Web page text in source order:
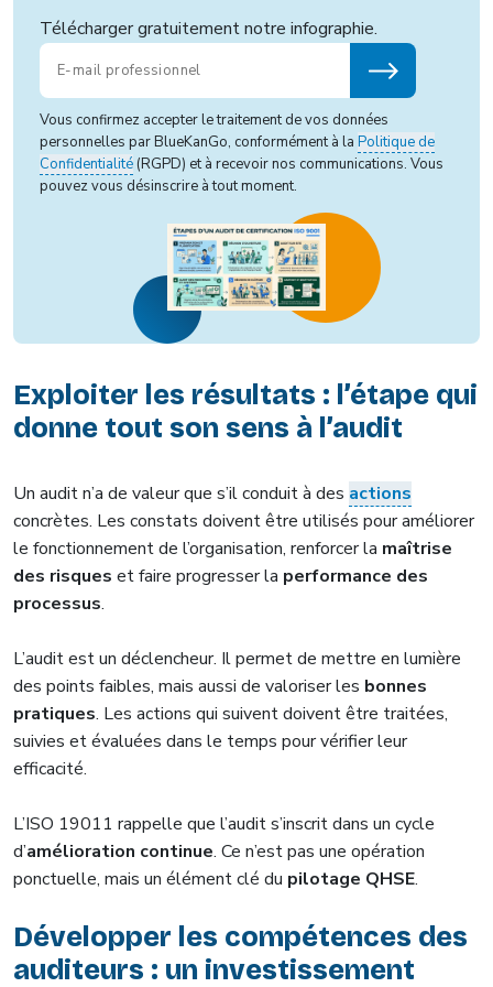
Télécharger gratuitement notre infographie.
Vous confirmez accepter le traitement de vos données
personnelles par BlueKanGo, conformément à la Politique de
Confidentialité (RGPD) et à recevoir nos communications. Vous
pouvez vous désinscrire à tout moment.
Exploiter les résultats : l’étape qui
donne tout son sens à l’audit
Un audit n’a de valeur que s’il conduit à des actions
concrètes. Les constats doivent être utilisés pour améliorer
le fonctionnement de l’organisation, renforcer la maîtrise
des risques et faire progresser la performance des
processus.
L’audit est un déclencheur. Il permet de mettre en lumière
des points faibles, mais aussi de valoriser les bonnes
pratiques. Les actions qui suivent doivent être traitées,
suivies et évaluées dans le temps pour vérifier leur
efficacité.
L’ISO 19011 rappelle que l’audit s’inscrit dans un cycle
d’amélioration continue. Ce n’est pas une opération
ponctuelle, mais un élément clé du pilotage QHSE.
Développer les compétences des
auditeurs : un investissement